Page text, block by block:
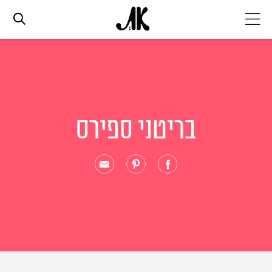
ביוטי
בריטני ספירס